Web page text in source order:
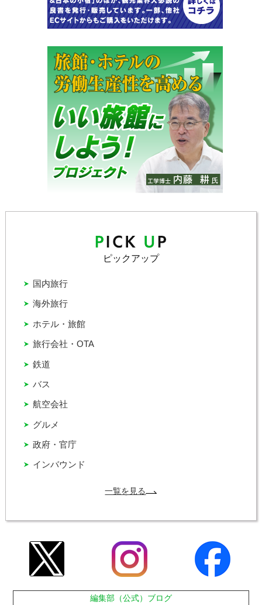
ピックアップ
インバウンド
グルメ
バス
ホテル・旅館
国内旅行
政府・官庁
旅行会社・OTA
海外旅行
航空会社
鉄道
一覧を見る
編集部（公式）ブログ